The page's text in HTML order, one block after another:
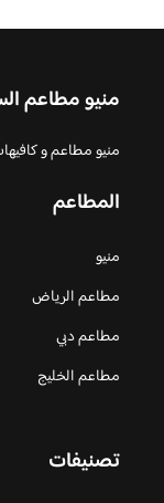
منيو مطاعم
منيو مطاعم و
المطاعم
منيو
مطاعم الرياض
مطاعم دبي
مطاعم الخليج
تصنيفات